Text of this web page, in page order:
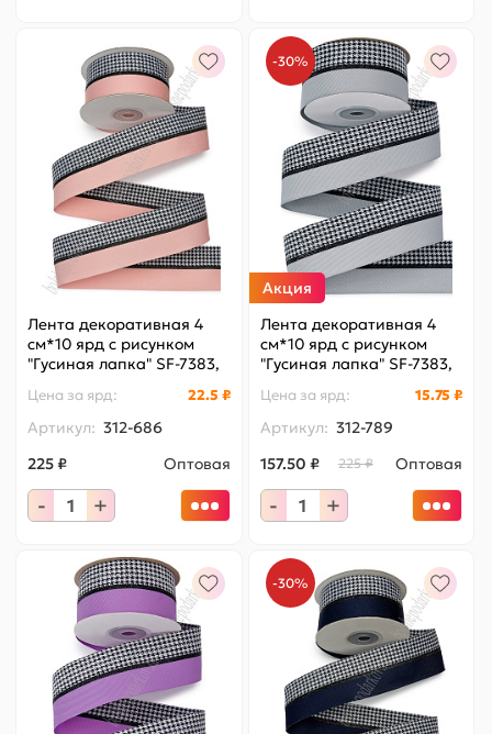
Лента декоративная 4
см*10 ярд с рисунком
"Гусиная лапка" SF-7383,
Цена за ярд: 22.5 ₽
Артикул: 312-686
225 ₽
Оптовая
- +
-30%
Акция
Лента декоративная 4
см*10 ярд с рисунком
"Гусиная лапка" SF-7383,
Цена за ярд: 15.75 ₽
Артикул: 312-789
157.50 ₽
225 ₽ Оптовая
- +
-30%